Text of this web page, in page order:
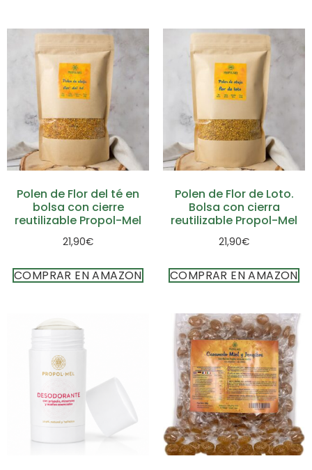
Polen de Flor del té en
bolsa con cierre
reutilizable Propol-Mel
21,90€
COMPRAR EN AMAZON
Polen de Flor de Loto.
Bolsa con cierra
reutilizable Propol-Mel
21,90€
COMPRAR EN AMAZON